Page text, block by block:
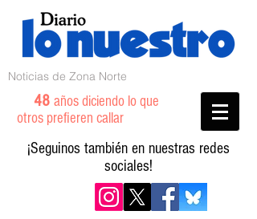
Noticias de Zona Norte
48 años diciendo lo que
otros prefieren callar
¡Seguinos también en nuestras redes
sociales!